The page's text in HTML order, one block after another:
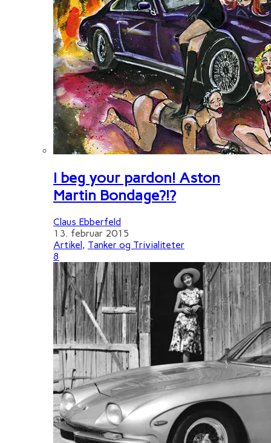
I beg your pardon! Aston
Martin Bondage?!?
Claus Ebberfeld
13. februar 2015
Artikel, Tanker og Trivialiteter
8